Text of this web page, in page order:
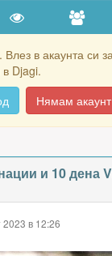
в акаунта си
в Djagi.
Нямам акаунт
и 10 дена
в 12:26